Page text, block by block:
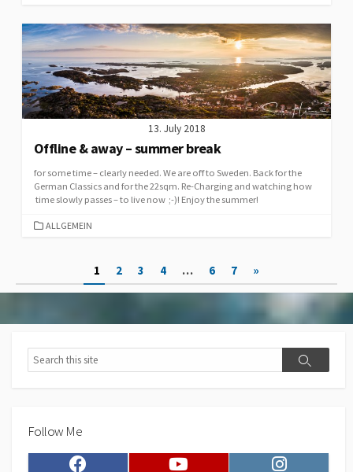
13. July 2018
Offline & away – summer break
for some time – clearly needed. We are off to Sweden. Back for the
German Classics and for the 22sqm. Re-Charging and watching how
time slowly passes – to live now ;-)! Enjoy the summer!
CATEGORIES
ALLGEMEIN
pagination
1 2 3 4 … 6 7 »
Search
Search
Follow Me
Facebook Instagram